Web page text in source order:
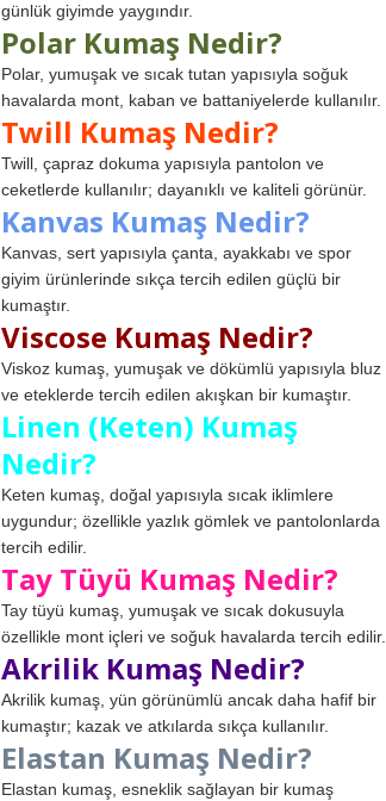
günlük giyimde yaygındır.
Polar Kumaş Nedir?
Polar, yumuşak ve sıcak tutan yapısıyla soğuk
havalarda mont, kaban ve battaniyelerde kullanılır.
Twill Kumaş Nedir?
Twill, çapraz dokuma yapısıyla pantolon ve
ceketlerde kullanılır; dayanıklı ve kaliteli görünür.
Kanvas Kumaş Nedir?
Kanvas, sert yapısıyla çanta, ayakkabı ve spor
giyim ürünlerinde sıkça tercih edilen güçlü bir
kumaştır.
Viscose Kumaş Nedir?
Viskoz kumaş, yumuşak ve dökümlü yapısıyla bluz
ve eteklerde tercih edilen akışkan bir kumaştır.
Linen (Keten) Kumaş
Nedir?
Keten kumaş, doğal yapısıyla sıcak iklimlere
uygundur; özellikle yazlık gömlek ve pantolonlarda
tercih edilir.
Tay Tüyü Kumaş Nedir?
Tay tüyü kumaş, yumuşak ve sıcak dokusuyla
özellikle mont içleri ve soğuk havalarda tercih edilir.
Akrilik Kumaş Nedir?
Akrilik kumaş, yün görünümlü ancak daha hafif bir
kumaştır; kazak ve atkılarda sıkça kullanılır.
Elastan Kumaş Nedir?
Elastan kumaş, esneklik sağlayan bir kumaş